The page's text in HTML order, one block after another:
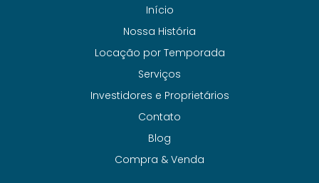
Início
Nossa História
Locação por Temporada
Serviços
Investidores e Proprietários
Contato
Blog
Compra & Venda